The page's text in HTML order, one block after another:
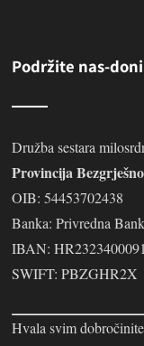
Podržite nas-
Družba sestara
Provincija
OIB: 54453702438
Banka: Privredna
IBAN:
SWIFT: PBZGHR2X
Hvala svim